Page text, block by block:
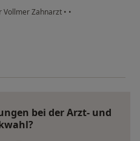
Vollmer Zahnarzt • •
bei der Arzt- und